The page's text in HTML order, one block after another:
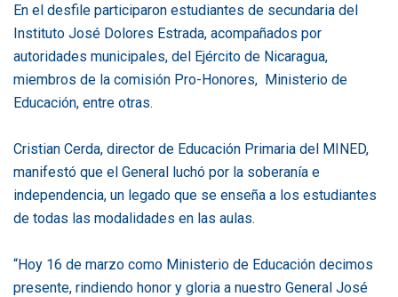
En el desfile participaron estudiantes de secundaria del
Instituto José Dolores Estrada, acompañados por
autoridades municipales, del Ejército de Nicaragua,
miembros de la comisión Pro-Honores, Ministerio de
Educación, entre otras.
Cristian Cerda, director de Educación Primaria del MINED,
manifestó que el General luchó por la soberanía e
independencia, un legado que se enseña a los estudiantes
de todas las modalidades en las aulas.
“Hoy 16 de marzo como Ministerio de Educación decimos
presente, rindiendo honor y gloria a nuestro General José